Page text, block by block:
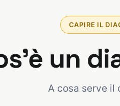
CAPIRE IL
un
A cosa serve il